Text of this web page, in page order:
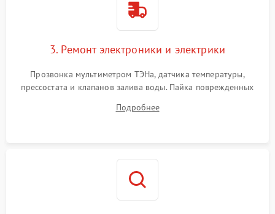
3. Ремонт электроники и электрики
Прозвонка мультиметром ТЭНа, датчика температуры,
прессостата и клапанов залива воды. Пайка поврежденных
Восстановление целостности проводки и контактов.
Подробнее